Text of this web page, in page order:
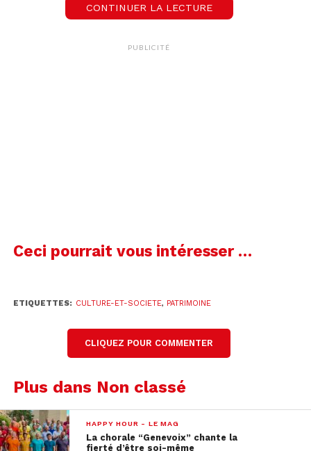
CONTINUER LA LECTURE
PUBLICITÉ
Ceci pourrait vous intéresser …
ETIQUETTES: CULTURE-ET-SOCIETE, PATRIMOINE
CLIQUEZ POUR COMMENTER
Plus dans Non classé
HAPPY HOUR - LE MAG
La chorale “Genevoix” chante la
fierté d’être soi-même